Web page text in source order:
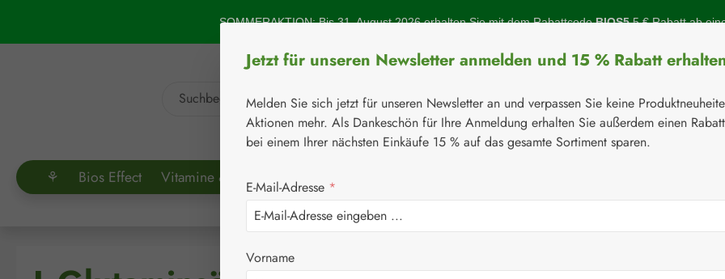
SOMMERAKTION: Bis 31. August 2026 erhalten Sie mit dem RabattcodeBIOS55 € Rabatt ab
⚘ Bios Effect Vitamine & Co. Aminosäuren
⚘ Aminosäuren
Jetzt für unseren Newsletter anmelden und 15 % Rabatt
Melden Sie sich jetzt für unseren Newsletter an und verpassen Sie keine
Aktionen mehr. Als Dankeschön für Ihre Anmeldung erhalten Sie außerdem einen
bei einem Ihrer nächsten Einkäufe 15 % auf das gesamte Sortiment sparen.
E-Mail-Adresse *
Vorname